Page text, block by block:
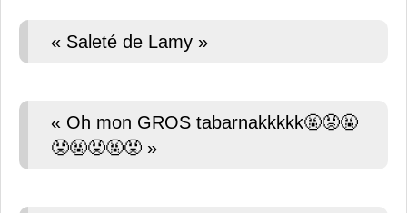
« Saleté de Lamy »
« Oh mon GROS tabarnakkkkk🤬😡🤬
😡🤬😡🤬😡 »